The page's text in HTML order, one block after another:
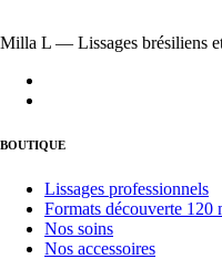
Milla L — Lissages brésiliens et
BOUTIQUE
Lissages professionnels
Formats découverte 120
Nos soins
Nos accessoires